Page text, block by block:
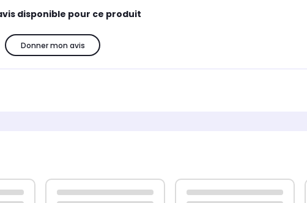
disponible pour ce produit
Donner mon avis